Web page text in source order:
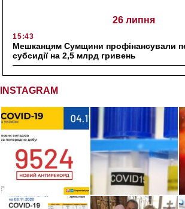
26 липня
15:43
Мешканцям Сумщини профінансували
субсидії на 2,5 млрд гривень
INSTAGRAM